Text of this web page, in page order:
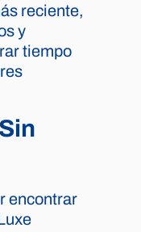
reciente,
y
tiempo
encontrar